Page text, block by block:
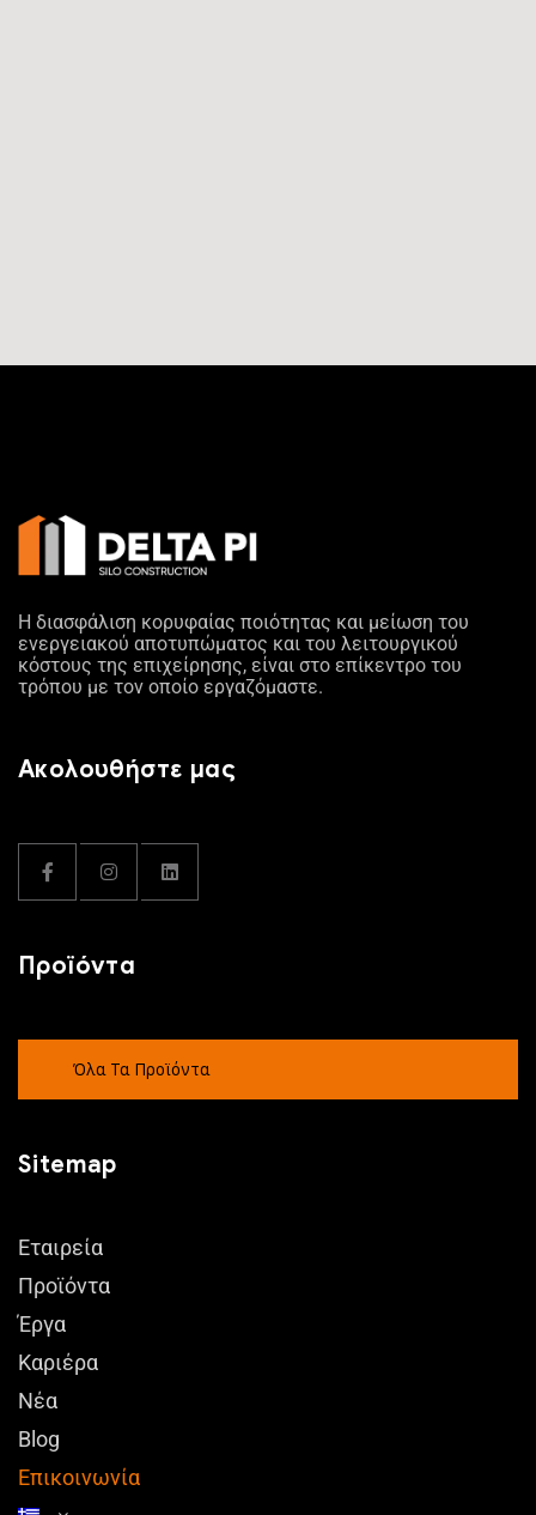
Η διασφάλιση κορυφαίας ποιότητας και μείωση του
ενεργειακού αποτυπώματος και του λειτουργικού
κόστους της επιχείρησης, είναι στο επίκεντρο του
τρόπου με τον οποίο εργαζόμαστε.
Ακολουθήστε μας
Προϊόντα
Όλα Τα Προϊόντα
Sitemap
Εταιρεία
Προϊόντα
Έργα
Καριέρα
Νέα
Blog
Επικοινωνία